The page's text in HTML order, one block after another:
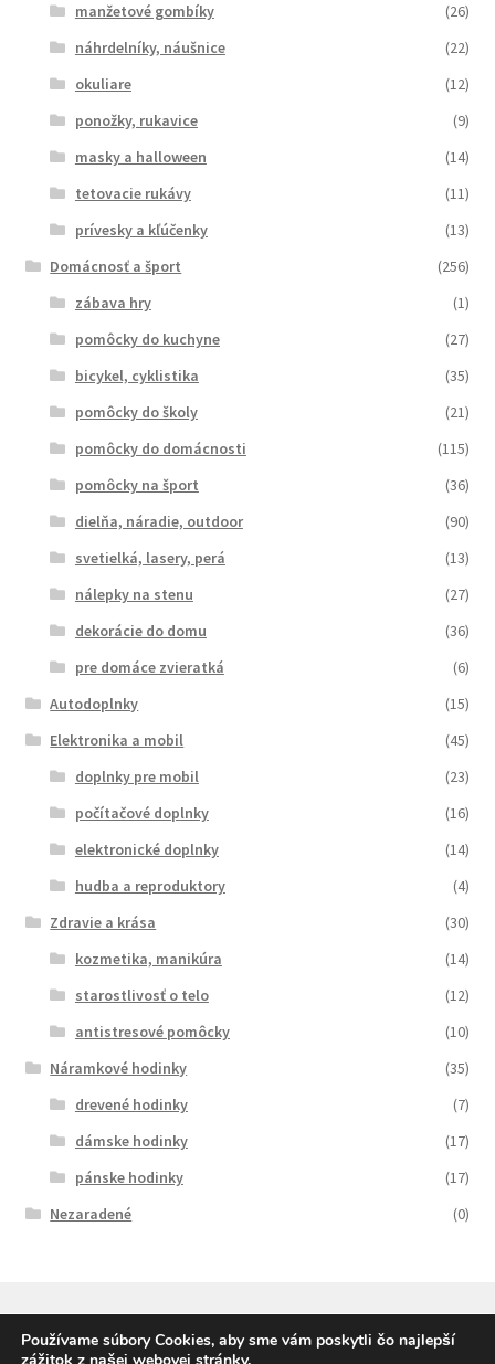
manžetové gombíky
(26)
náhrdelníky, náušnice
(22)
okuliare
(12)
ponožky, rukavice
(9)
masky a halloween
(14)
tetovacie rukávy
(11)
prívesky a kľúčenky
(13)
Domácnosť a šport
(256)
zábava hry
(1)
pomôcky do kuchyne
(27)
bicykel, cyklistika
(35)
pomôcky do školy
(21)
pomôcky do domácnosti
(115)
pomôcky na šport
(36)
dielňa, náradie, outdoor
(90)
svetielká, lasery, perá
(13)
nálepky na stenu
(27)
dekorácie do domu
(36)
pre domáce zvieratká
(6)
Autodoplnky
(15)
Elektronika a mobil
(45)
doplnky pre mobil
(23)
počítačové doplnky
(16)
elektronické doplnky
(14)
hudba a reproduktory
(4)
Zdravie a krása
(30)
kozmetika, manikúra
(14)
starostlivosť o telo
(12)
antistresové pomôcky
(10)
Náramkové hodinky
(35)
drevené hodinky
(7)
dámske hodinky
(17)
pánske hodinky
(17)
Nezaradené
(0)
Používame súbory Cookies, aby sme vám poskytli čo najlepší